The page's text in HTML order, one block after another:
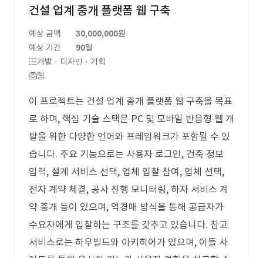
건설 업계 중개 플랫폼 웹 구축
예상 금액
30,000,000원
예상 기간
90일
개발 · 디자인 · 기획
웹
이 프로젝트는 건설 업계 중개 플랫폼 웹 구축을 목표
로 하며, 핵심 기술 스택은 PC 및 모바일 반응형 웹 개
발을 위한 다양한 언어와 프레임워크가 포함될 수 있
습니다. 주요 기능으로는 사용자 로그인, 건축 정보
입력, 설계 서비스 선택, 업체 입찰 참여, 업체 선택,
전자 계약 체결, 공사 진행 모니터링, 하자 서비스 계
약 중개 등이 있으며, 역경매 방식을 통해 공급자가
수요자에게 입찰하는 구조를 갖추고 있습니다. 참고
서비스로는 하우빌드와 아키히어가 있으며, 이들 사